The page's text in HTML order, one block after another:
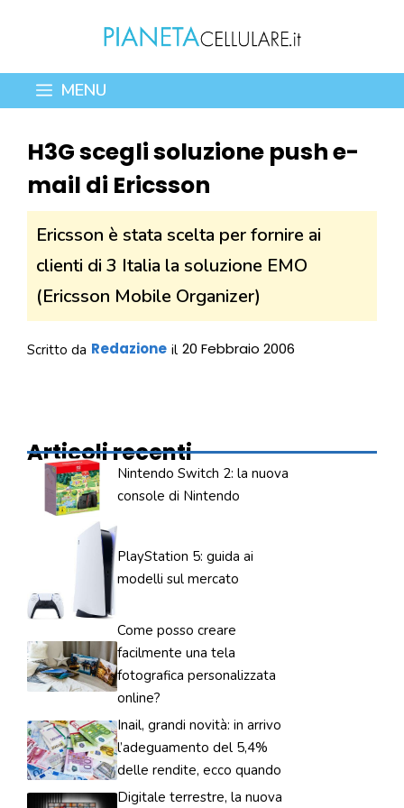
contenuto
MENU
H3G scegli soluzione push e-
mail di Ericsson
Ericsson è stata scelta per fornire ai
clienti di 3 Italia la soluzione EMO
(Ericsson Mobile Organizer)
Scritto da Redazione il 20 Febbraio 2006
Articoli recenti
Nintendo Switch 2: la nuova
console di Nintendo
PlayStation 5: guida ai
modelli sul mercato
Come posso creare
facilmente una tela
fotografica personalizzata
online?
Inail, grandi novità: in arrivo
l’adeguamento del 5,4%
delle rendite, ecco quando
Digitale terrestre, la nuova